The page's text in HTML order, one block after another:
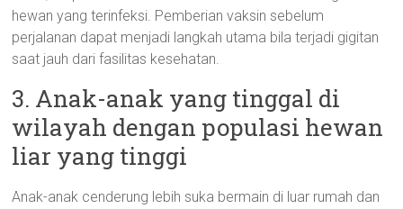
hewan yang terinfeksi. Pemberian vaksin sebelum
perjalanan dapat menjadi langkah utama bila terjadi gigitan
saat jauh dari fasilitas kesehatan.
3. Anak-anak yang tinggal di
wilayah dengan populasi hewan
liar yang tinggi
Anak-anak cenderung lebih suka bermain di luar rumah dan